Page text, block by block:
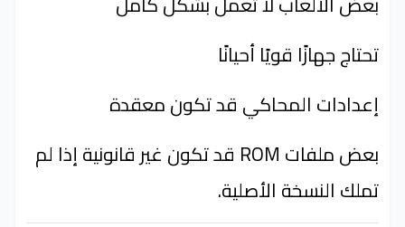
تحتاج جهازًا قويًا أحيانًا
إعدادات المحاكي قد تكون معقدة
بعض ملفات ROM قد تكون غير قانونية إذا لم
تملك النسخة الأصلية.